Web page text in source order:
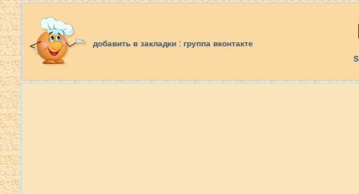
добавить в закладки: группа вконтакте